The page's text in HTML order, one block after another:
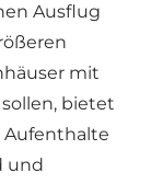
Ausflug
mit
bietet
Aufenthalte
und